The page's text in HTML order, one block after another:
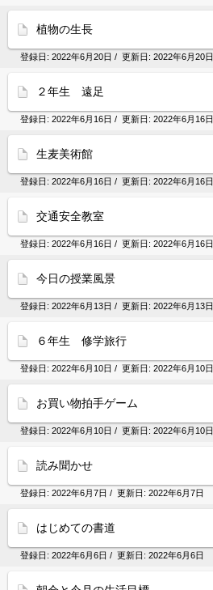
植物の生長
登録日: 2022年6月20日 / 更新日: 2022年6月20日
２年生 遠足
登録日: 2022年6月16日 / 更新日: 2022年6月16日
生麦美術館
登録日: 2022年6月16日 / 更新日: 2022年6月16日
交通安全教室
登録日: 2022年6月16日 / 更新日: 2022年6月16日
今日の授業風景
登録日: 2022年6月13日 / 更新日: 2022年6月13日
６年生 修学旅行
登録日: 2022年6月10日 / 更新日: 2022年6月10日
お買い物拍手ゲーム
登録日: 2022年6月10日 / 更新日: 2022年6月10日
読み聞かせ
登録日: 2022年6月7日 / 更新日: 2022年6月7日
はじめての書道
登録日: 2022年6月6日 / 更新日: 2022年6月6日